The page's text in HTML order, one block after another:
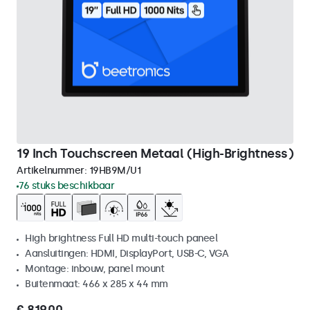
19 Inch Touchscreen Metaal (High-Brightness)
Artikelnummer: 19HB9M/U1
76 stuks beschikbaar
High brightness Full HD multi-touch paneel
Aansluitingen: HDMI, DisplayPort, USB-C, VGA
Montage: inbouw, panel mount
Buitenmaat: 466 x 285 x 44 mm